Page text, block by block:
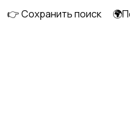
👉 Сохранить поиск